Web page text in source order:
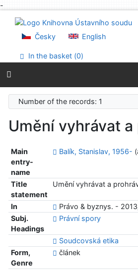
-
Go to menu
Accessibility declaration
Česky English
In the basket (0)
Number of the records: 1
Umění vyhrávat
Main
entry-
name
Balík, Stanislav, 1956-
Title
statement
Umění vyhrávat a
In
Právo & byznys. -
Subj.
Headings
Právní spory
Soudcovská etika
Form,
Genre
článek